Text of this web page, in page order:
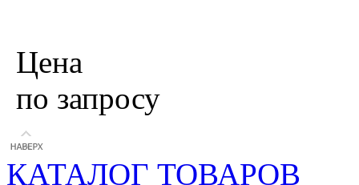
Цена
по запросу
КАТАЛОГ ТОВАРОВ